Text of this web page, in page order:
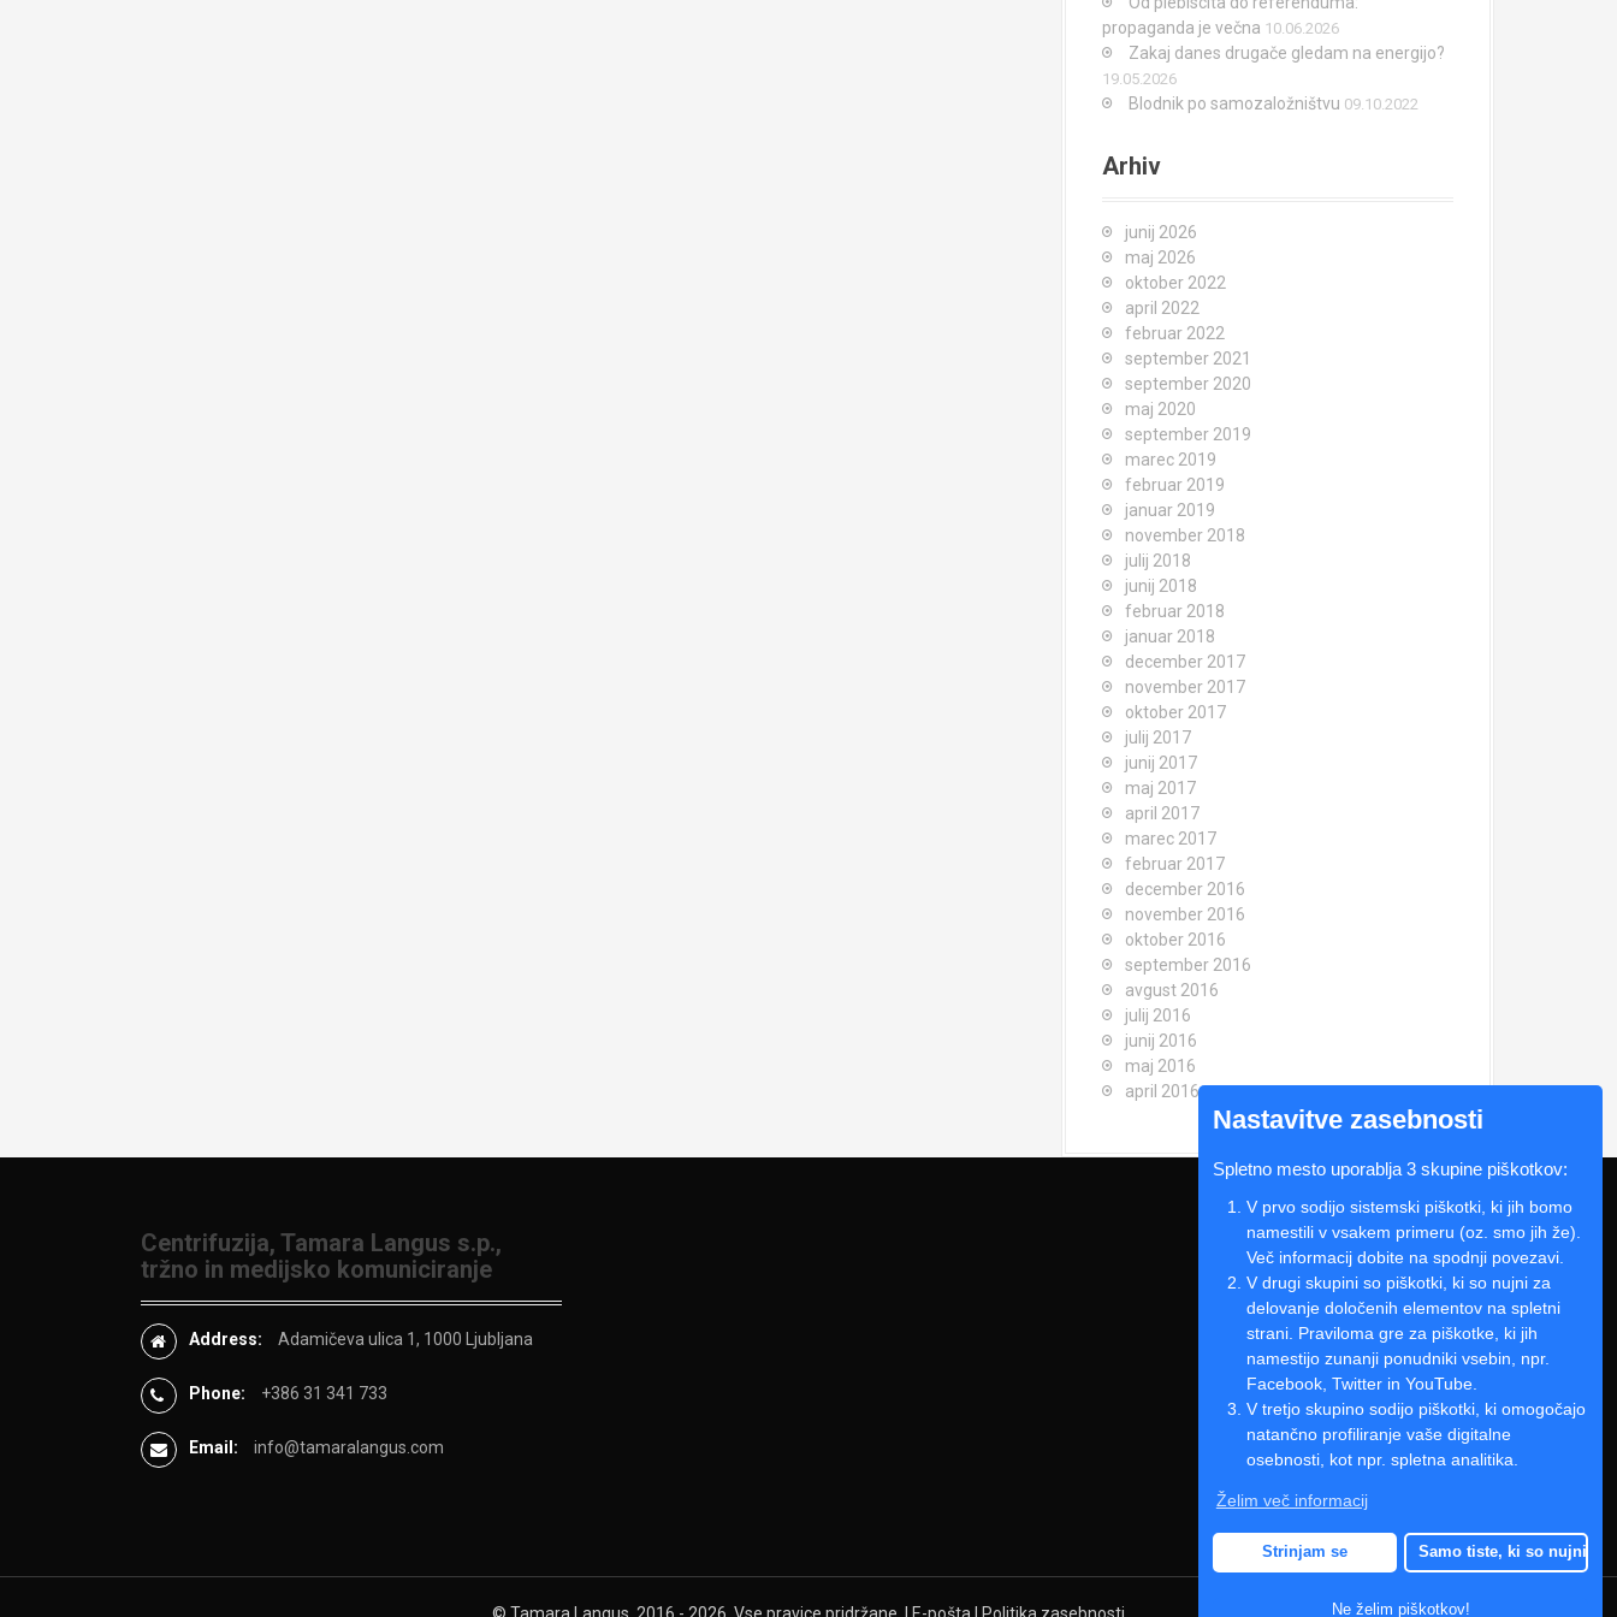
Nastavitve zasebnosti
Spletno mesto uporablja 3 skupine piškotkov:
V prvo sodijo sistemski piškotki, ki jih bomo
namestili v vsakem primeru (oz. smo jih že).
Več informacij dobite na spodnji povezavi.
V drugi skupini so piškotki, ki so nujni za
delovanje določenih elementov na spletni
strani. Praviloma gre za piškotke, ki jih
namestijo zunanji ponudniki vsebin, npr.
Facebook, Twitter in YouTube.
V tretjo skupino sodijo piškotki, ki omogočajo
natančno profiliranje vaše digitalne
osebnosti, kot npr. spletna analitika.
Želim več informacij
Strinjam se Samo tiste, ki so nujni
Ne želim piškotkov!
propaganda je večna 10.06.2026
Zakaj danes drugače gledam na energijo?
19.05.2026
Blodnik po samozaložništvu 09.10.2022
Arhiv
junij 2026
maj 2026
oktober 2022
april 2022
februar 2022
september 2021
september 2020
maj 2020
september 2019
marec 2019
februar 2019
januar 2019
november 2018
julij 2018
junij 2018
februar 2018
januar 2018
december 2017
november 2017
oktober 2017
julij 2017
junij 2017
maj 2017
april 2017
marec 2017
februar 2017
december 2016
november 2016
oktober 2016
september 2016
avgust 2016
julij 2016
junij 2016
maj 2016
april 2016
Centrifuzija, Tamara Langus s.p.,
tržno in medijsko komuniciranje
Address: Adamičeva ulica 1, 1000 Ljubljana
Phone: +386 31 341 733
Email: info@tamaralangus.com